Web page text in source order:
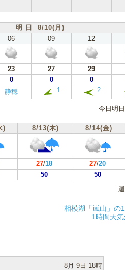
明 日 8/10(月)
06 09 12
23 27 29
0 0 0
静穏 1 2
今日明
) 8/13(木) 8/14(金)
27/18 27/20
50 50
相模湖「嵐山」の
1時間天
8月 9日 18時